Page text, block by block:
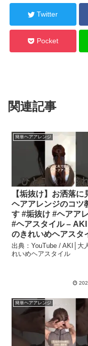
Twitter
Pocket
関連記事
簡単ヘアアレンジ
【垢抜け】お洒落に
ヘアアレンジのコツ
す #垢抜け #ヘアア
#ヘアスタイル –
のきれいめヘアスタ
出典：YouTube / AKI│大
れいめヘアスタイル
簡単ヘアアレンジ